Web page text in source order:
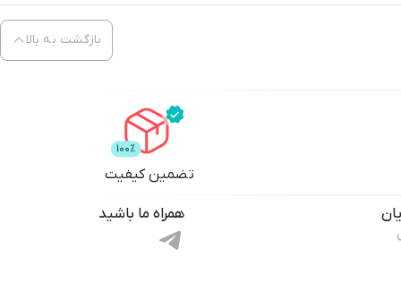
بازگشت به بالا
تضمین کیفیت
همراه ما باشید